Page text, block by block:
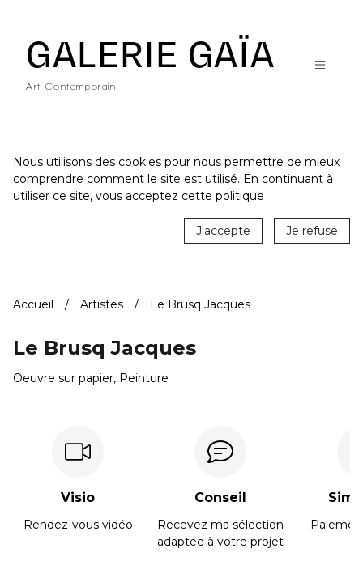
GALERIE GAÏA
Art Contemporain
ACCUEIL
ARTISTES
LE LIEU
STUDIO
Mardi & Mercredi 15h à 19h - Jeudi au Samedi 11h
contact@galeriegaia.fr
Nous utilisons des cookies pour nous permettre de mieux
comprendre comment le site est utilisé. En continuant à
utiliser ce site, vous acceptez cette politique
J'accepte Je refuse
Accueil Artistes Le Brusq Jacques
Le Brusq Jacques
Oeuvre sur papier, Peinture
Visio
Rendez-vous vidéo
Conseil
Recevez ma sélection
adaptée à votre projet